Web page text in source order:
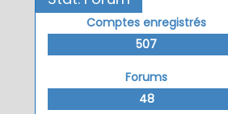
Comptes enregistrés
507
Forums
48